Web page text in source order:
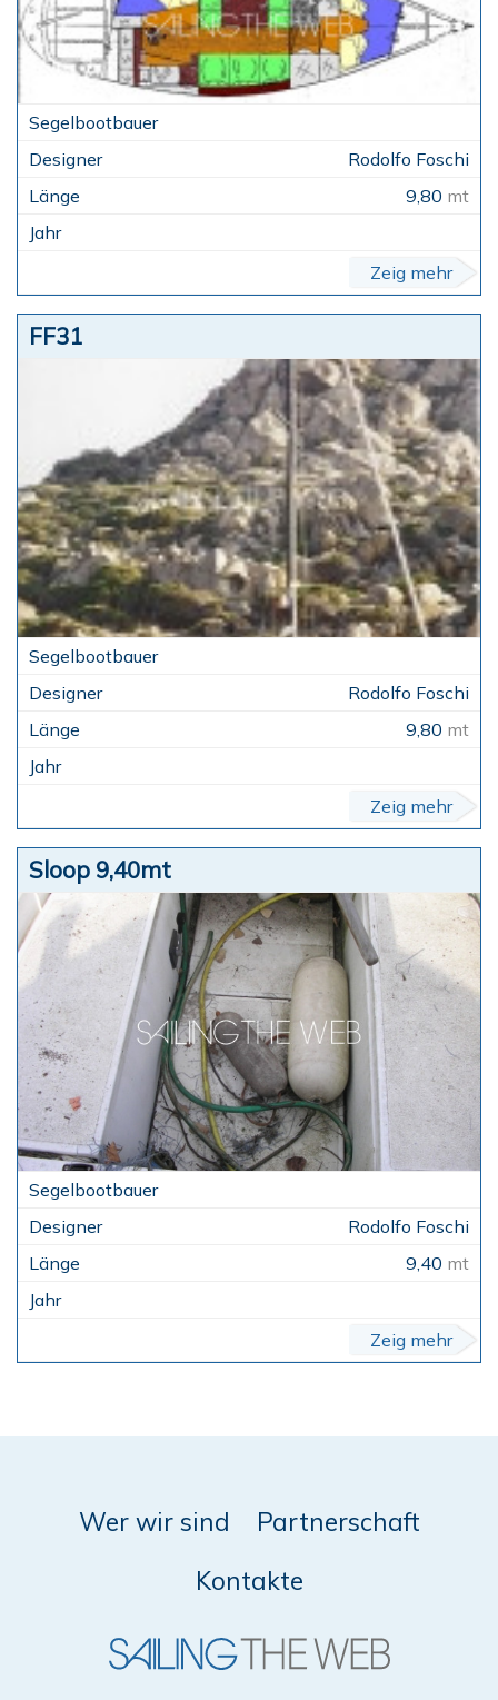
Rodolfo Foschi
9,80 mt
Zeig mehr
FF31
Rodolfo Foschi
9,80 mt
Zeig mehr
Sloop 9,40mt
Rodolfo Foschi
9,40 mt
Zeig mehr
Wer wir sind
Partnerschaft
Kontakte